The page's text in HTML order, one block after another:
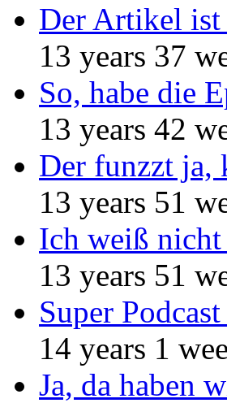
Der Artikel ist
13 years 37
So, habe die
13 years 42
Der funzzt ja,
13 years 51
Ich weiß
13 years 51
Super
14 years 1
Ja, da haben